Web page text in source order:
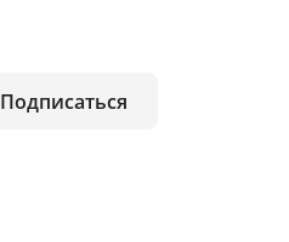
Подписаться